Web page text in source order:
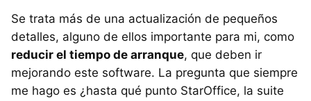
Se trata más de una actualización de pequeños
detalles, alguno de ellos importante para mi, como
reducir el tiempo de arranque, que deben ir
mejorando este software. La pregunta que siempre
me hago es ¿hasta qué punto StarOffice, la suite